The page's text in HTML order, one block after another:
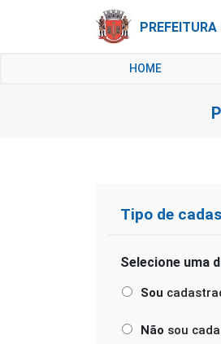
HOME
Tipo de
Selecione uma
Sou
Não sou